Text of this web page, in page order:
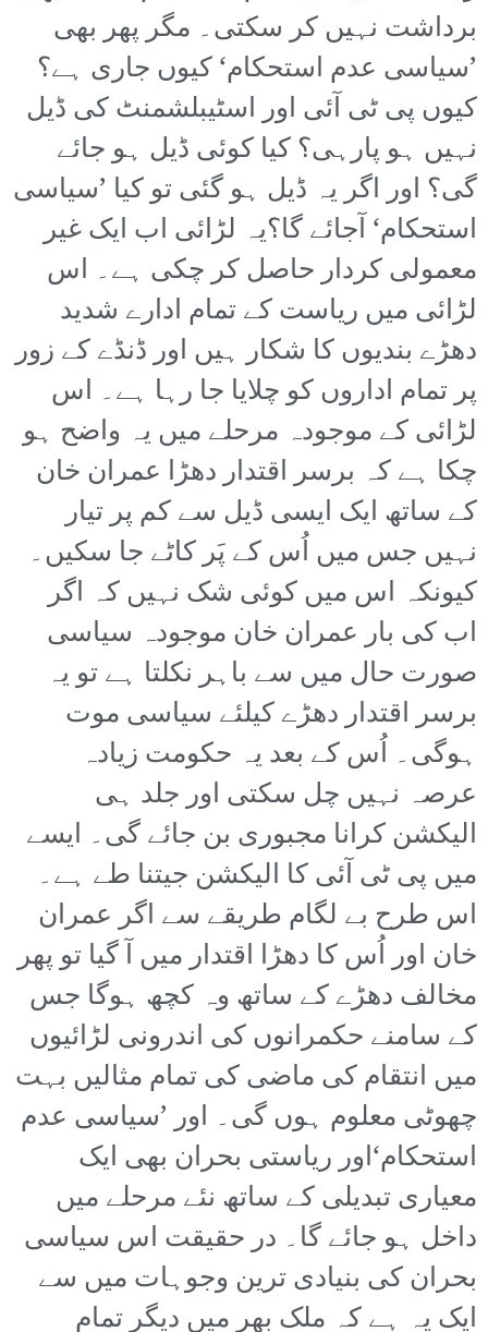
برداشت نہیں کر سکتی۔ مگر پھر بھی
’سیاسی عدم استحکام‘ کیوں جاری ہے؟
کیوں پی ٹی آئی اور اسٹیبلشمنٹ کی ڈیل
نہیں ہو پارہی؟ کیا کوئی ڈیل ہو جائے
گی؟ اور اگر یہ ڈیل ہو گئی تو کیا ’سیاسی
استحکام‘ آجائے گا؟یہ لڑائی اب ایک غیر
معمولی کردار حاصل کر چکی ہے۔ اس
لڑائی میں ریاست کے تمام ادارے شدید
دھڑے بندیوں کا شکار ہیں اور ڈنڈے کے زور
پر تمام اداروں کو چلایا جا رہا ہے۔ اس
لڑائی کے موجودہ مرحلے میں یہ واضح ہو
چکا ہے کہ برسر اقتدار دھڑا عمران خان
کے ساتھ ایک ایسی ڈیل سے کم پر تیار
نہیں جس میں اُس کے پَر کاٹے جا سکیں۔
کیونکہ اس میں کوئی شک نہیں کہ اگر
اب کی بار عمران خان موجودہ سیاسی
صورت حال میں سے باہر نکلتا ہے تو یہ
برسر اقتدار دھڑے کیلئے سیاسی موت
ہوگی۔ اُس کے بعد یہ حکومت زیادہ
عرصہ نہیں چل سکتی اور جلد ہی
الیکشن کرانا مجبوری بن جائے گی۔ ایسے
میں پی ٹی آئی کا الیکشن جیتنا طے ہے۔
اس طرح بے لگام طریقے سے اگر عمران
خان اور اُس کا دھڑا اقتدار میں آ گیا تو پھر
مخالف دھڑے کے ساتھ وہ کچھ ہوگا جس
کے سامنے حکمرانوں کی اندرونی لڑائیوں
میں انتقام کی ماضی کی تمام مثالیں بہت
چھوٹی معلوم ہوں گی۔ اور ’سیاسی عدم
استحکام‘اور ریاستی بحران بھی ایک
معیاری تبدیلی کے ساتھ نئے مرحلے میں
داخل ہو جائے گا۔ در حقیقت اس سیاسی
بحران کی بنیادی ترین وجوہات میں سے
ایک یہ ہے کہ ملک بھر میں دیگر تمام